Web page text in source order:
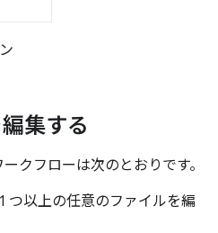
集する
クフローは次のとおりです。
つ以上の任意のファイルを編